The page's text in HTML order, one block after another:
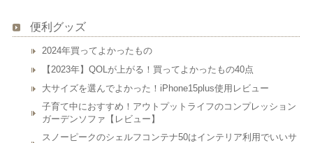
便利グッズ
2024年買ってよかったもの
【2023年】QOLが上がる！買ってよかったもの40点
大サイズを選んでよかった！iPhone15plus使用レビュー
子育て中におすすめ！アウトプットライフのコンプレッション
ガーデンソファ【レビュー】
スノーピークのシェルフコンテナ50はインテリア利用でいいサ